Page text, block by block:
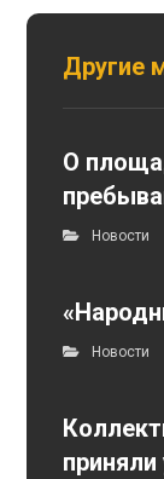
Другие
О
Новости
Новости